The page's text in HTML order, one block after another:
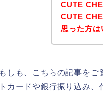
CUTE
CUTE
思った方は
もしも、こちらの記事を
トカードや銀行振り込み